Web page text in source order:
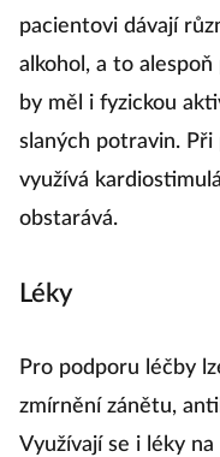
pacientovi dávají
alkohol, a to
by měl i fyzickou
slaných potravin.
využívá
obstarává.
Léky
Pro podporu léčby
zmírnění zánětu,
Využívají se i léky